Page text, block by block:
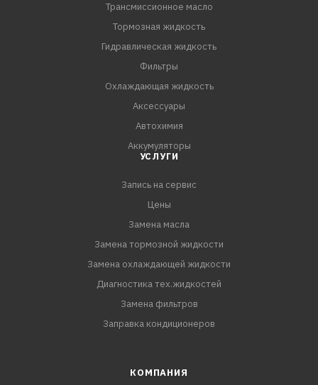
Трансмиссионное масло
Тормозная жидкость
Гидравлическая жидкость
Фильтры
Охлаждающая жидкость
Аксессуары
Автохимия
Аккумуляторы
УСЛУГИ
Запись на сервис
Цены
Замена масла
Замена тормозной жидкости
Замена охлаждающей жидкости
Диагностика тех.жидкостей
Замена фильтров
Заправка кондиционеров
КОМПАНИЯ